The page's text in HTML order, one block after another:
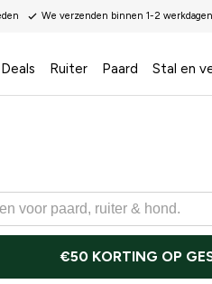
We verzenden binnen 1-2 werkdagen
Ruiter Paard Stal en
€50 KORTING OP